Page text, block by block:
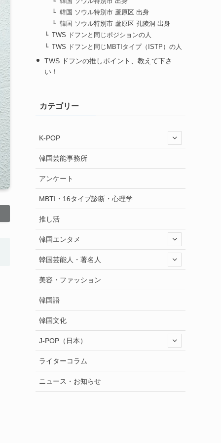
韓国 ソウル特別市 蘆原区 出身
韓国 ソウル特別市 蘆原区 孔陵洞 出身
TWS ドフンと同じポジションの人
TWS ドフンと同じMBTIタイプ（ISTP）の人
TWS ドフンの推しポイント、教えて下さ
い！
カテゴリー
K-POP
韓国芸能事務所
アンケート
MBTI・16タイプ診断・心理学
推し活
韓国エンタメ
韓国芸能人・著名人
美容・ファッション
韓国語
韓国文化
J-POP（日本）
ライターコラム
ニュース・お知らせ